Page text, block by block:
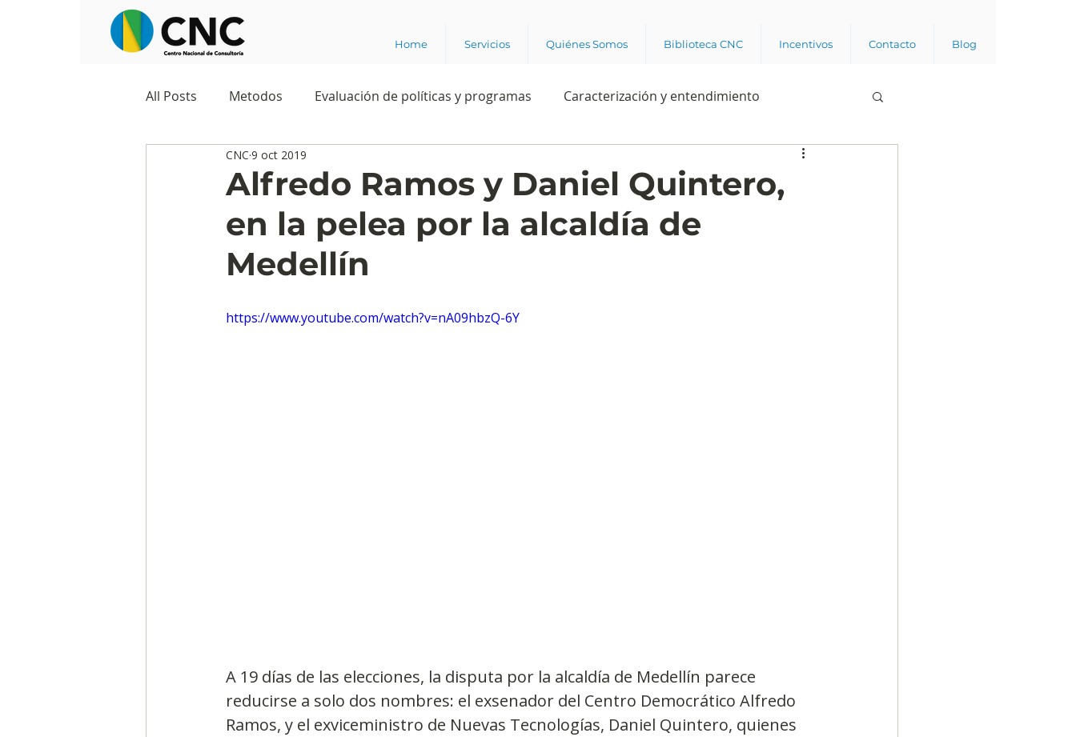
Home Servicios Quiénes Somos Biblioteca CNC Incentivos Contacto Blog
All Posts Metodos Evaluación de políticas y programas Caracterización y entendimiento
Observatorios sociales Business analytics
Predicciones y tendencias Rating Política Intención de voto Consultas de opinión pública
Alfredo Ramos y Daniel Quintero,
en la pelea por la alcaldía de
Medellín
CNC 9 oct 2019
https://www.youtube.com/watch?v=nA09hbzQ-6Y
A 19 días de las elecciones, la disputa por la alcaldía de Medellín parece
reducirse a solo dos nombres: el exsenador del Centro Democrático Alfredo
Ramos, y el exviceministro de Nuevas Tecnologías, Daniel Quintero, quienes